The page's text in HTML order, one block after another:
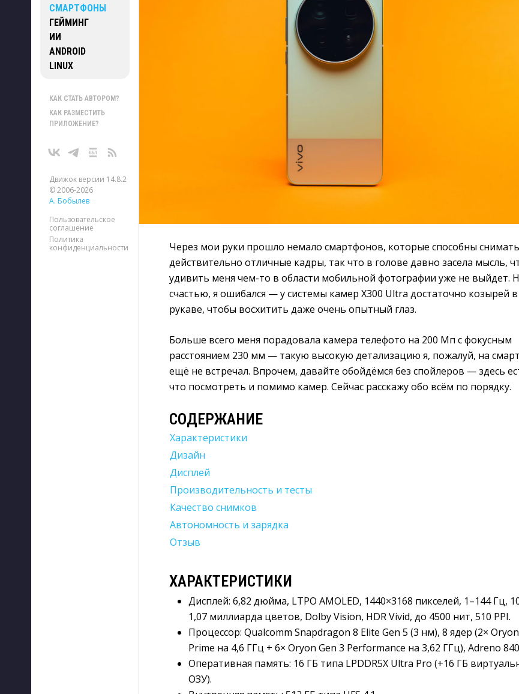
СМАРТФОНЫ
ГЕЙМИНГ
ИИ
ANDROID
LINUX
КАК СТАТЬ АВТОРОМ?
КАК РАЗМЕСТИТЬ
ПРИЛОЖЕНИЕ?
Движок версии 14.8.2
© 2006-2026
А. Бобылев
Пользовательское
соглашение
Политика
конфиденциальности
Через мои руки прошло немало смартфонов, которые способны снимать
действительно отличные кадры, так что в голове давно засела мысль,
удивить меня чем-то в области мобильной фотографии уже не выйдет.
счастью, я ошибался — у системы камер X300 Ultra достаточно козырей в
рукаве, чтобы восхитить даже очень опытный глаз.
Больше всего меня порадовала камера телефото на 200 Мп с фокусным
расстоянием 230 мм — такую высокую детализацию я, пожалуй, на
ещё не встречал. Впрочем, давайте обойдёмся без спойлеров — здесь
что посмотреть и помимо камер. Сейчас расскажу обо всём по порядку.
СОДЕРЖАНИЕ
Характеристики
Дизайн
Дисплей
Производительность и тесты
Качество снимков
Автономность и зарядка
Отзыв
ХАРАКТЕРИСТИКИ
Дисплей: 6,82 дюйма, LTPO AMOLED, 1440×3168 пикселей, 1–144 Гц,
1,07 миллиарда цветов, Dolby Vision, HDR Vivid, до 4500 нит, 510 PPI.
Процессор: Qualcomm Snapdragon 8 Elite Gen 5 (3 нм), 8 ядер (2×
Prime на 4,6 ГГц + 6× Oryon Gen 3 Performance на 3,62 ГГц), Adreno
Оперативная память: 16 ГБ типа LPDDR5X Ultra Pro (+16 ГБ
ОЗУ).